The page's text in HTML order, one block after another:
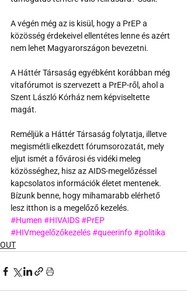
A végén még az is kisül, hogy a PrEP a
közösség érdekeivel ellentétes lenne és azért
nem lehet Magyarországon bevezetni.
A Háttér Társaság egyébként korábban még
vitafórumot is szervezett a PrEP-ről, ahol a
Szent László Kórház nem képviseltette
magát.
Reméljük a Háttér Társaság folytatja, illetve
megismétli elkezdett fórumsorozatát, mely
eljut ismét a fővárosi és vidéki meleg
közösséghez, hisz az AIDS-megelőzéssel
kapcsolatos információk életet mentenek.
Bízunk benne, hogy mihamarabb elérhető
lesz itthon is a megelőző kezelés.
#Humen #HIVAIDS#PrEP
#HIVmegelőzőkezelés#queerinfo#politika
OUT